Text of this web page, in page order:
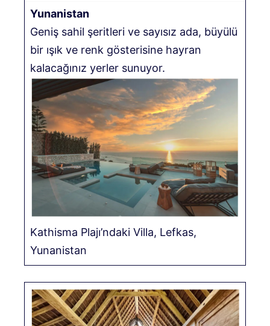
Yunanistan
Geniş sahil şeritleri ve sayısız ada, büyülü
bir ışık ve renk gösterisine hayran
kalacağınız yerler sunuyor.
Kathisma Plajı’ndaki Villa, Lefkas,
Yunanistan